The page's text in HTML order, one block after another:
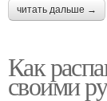
читать дальше →
Как
своими